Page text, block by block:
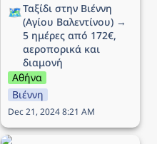
🗺️Ταξίδι στην Βιέννη
(Αγίου Βαλεντίνου) →
5 ημέρες από 172€,
αεροπορικά και
διαμονή
Αθήνα
Βιέννη
Dec 21, 2024 8:21 AM